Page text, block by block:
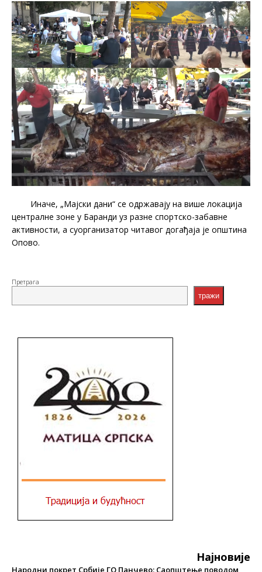
Иначе, „Мајски дани“ се одржавају на више локација
централне зоне у Баранди уз разне спортско-забавне
активности, а суорганизатор читавог догађаја је општина
Опово.
Претрага
тражи
Најновије